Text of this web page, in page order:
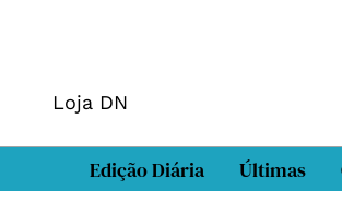
Loja DN
Edição Diária Últimas